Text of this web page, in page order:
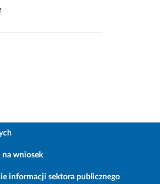
wniosek
informacji sektora publicznego